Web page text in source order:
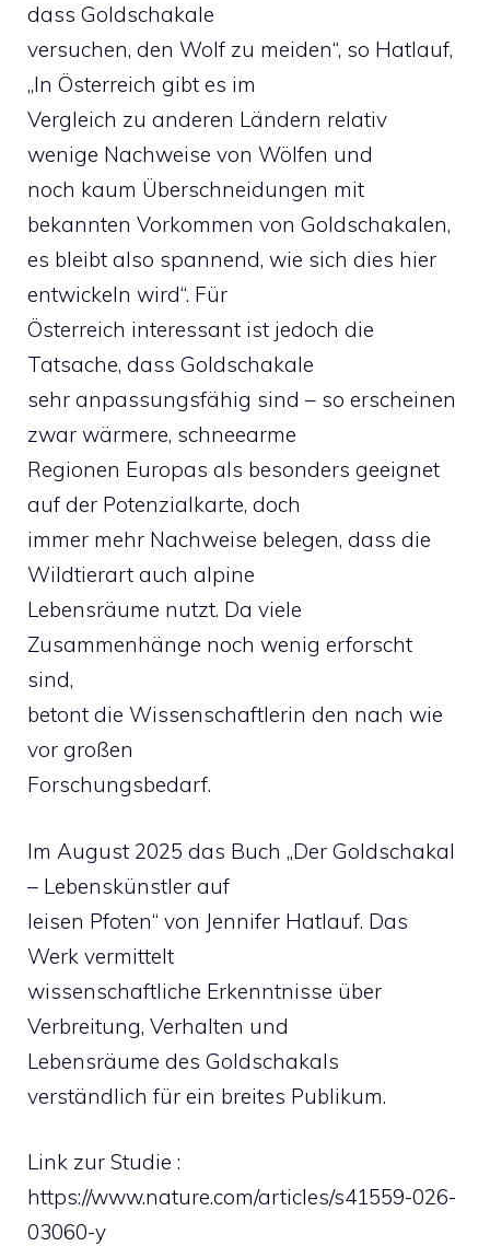
dass Goldschakale
versuchen, den Wolf zu meiden“, so Hatlauf,
„In Österreich gibt es im
Vergleich zu anderen Ländern relativ
wenige Nachweise von Wölfen und
noch kaum Überschneidungen mit
bekannten Vorkommen von Goldschakalen,
es bleibt also spannend, wie sich dies hier
entwickeln wird“. Für
Österreich interessant ist jedoch die
Tatsache, dass Goldschakale
sehr anpassungsfähig sind – so erscheinen
zwar wärmere, schneearme
Regionen Europas als besonders geeignet
auf der Potenzialkarte, doch
immer mehr Nachweise belegen, dass die
Wildtierart auch alpine
Lebensräume nutzt. Da viele
Zusammenhänge noch wenig erforscht
sind,
betont die Wissenschaftlerin den nach wie
vor großen
Forschungsbedarf.
Im August 2025 das Buch „Der Goldschakal
– Lebenskünstler auf
leisen Pfoten“ von Jennifer Hatlauf. Das
Werk vermittelt
wissenschaftliche Erkenntnisse über
Verbreitung, Verhalten und
Lebensräume des Goldschakals
verständlich für ein breites Publikum.
Link zur Studie :
https://www.nature.com/articles/s41559-026-
03060-y